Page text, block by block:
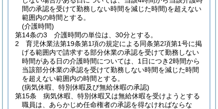
間の承認を受けて勤務しない時間を減じた時間)を超えない
範囲内の時間とする。
(介護時間)
第14条の3
介護時間の単位は、30分とする。
2
育児休業法第19条第1項の規定による同条第2項第1号に掲
げる範囲内で請求する部分休業の承認を受けて勤務しない
時間がある日の介護時間については、1日につき2時間から
当該部分休業の承認を受けて勤務しない時間を減じた時間
を超えない範囲内の時間とする。
(病気休暇、特別休暇及び無給休暇の承認)
第15条
病気休暇、特別休暇又は無給休暇を受けようとする
職員は、あらかじめ任命権者の承認を得なければならな